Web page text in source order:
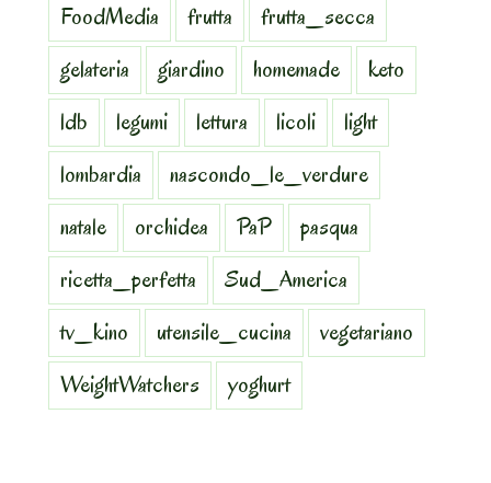
FoodMedia
frutta
frutta_secca
gelateria
giardino homemade
keto
ldb
legumi lettura licoli
light
lombardia
nascondo_le_verdure
natale
orchidea PaP
pasqua
ricetta_perfetta
Sud_America
tv_kino
utensile_cucina
vegetariano
WeightWatchers
yoghurt